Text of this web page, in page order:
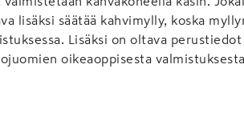
lisäksi säätää kahvimylly, koska
Lisäksi on oltava perustiedot
oikeaoppisesta valmistuksesta.